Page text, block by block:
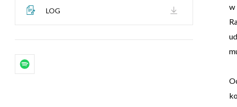
LOG
w